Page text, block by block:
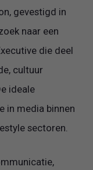
gevestigd in
naar een
die deel
cultuur
ideale
in media binnen
sectoren.